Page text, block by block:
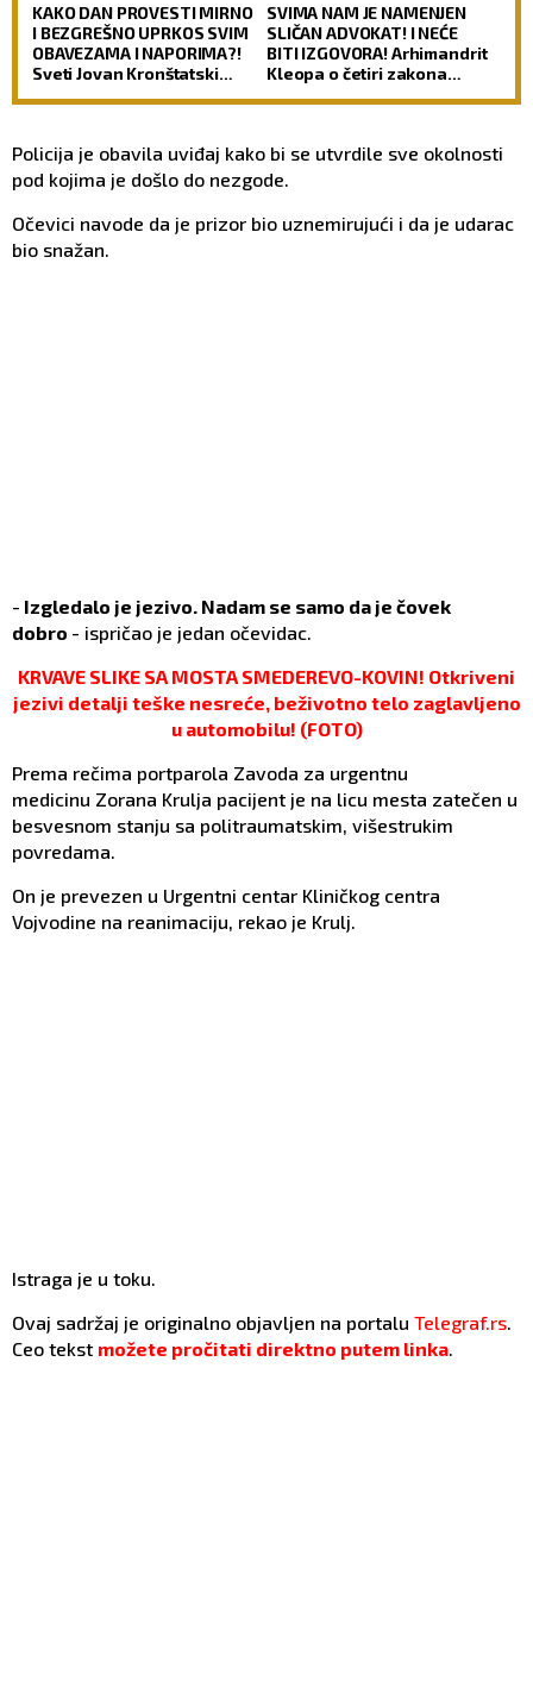
KAKO DAN PROVESTI MIRNO
I BEZGREŠNO UPRKOS SVIM
OBAVEZAMA I NAPORIMA?!
Sveti Jovan Kronštatski
SVIMA NAM JE NAMENJEN
SLIČAN ADVOKAT! I NEĆE
BITI IZGOVORA! Arhimandrit
Kleopa o četiri zakona
Policija je obavila uviđaj kako bi se utvrdile sve okolnosti
pod kojima je došlo do nezgode.
Očevici navode da je prizor bio uznemirujući i da je udarac
bio snažan.
- Izgledalo je jezivo. Nadam se samo da je čovek
dobro - ispričao je jedan očevidac.
KRVAVE SLIKE SA MOSTA SMEDEREVO-KOVIN! Otkriveni
jezivi detalji teške nesreće, beživotno telo zaglavljeno
u automobilu! (FOTO)
Prema rečima portparola Zavoda za urgentnu
medicinu Zorana Krulja pacijent je na licu mesta zatečen u
besvesnom stanju sa politraumatskim, višestrukim
povredama.
On je prevezen u Urgentni centar Kliničkog centra
Vojvodine na reanimaciju, rekao je Krulj.
Istraga je u toku.
Ovaj sadržaj je originalno objavljen na portalu Telegraf.rs
Ceo tekst možete pročitati direktno putem linka